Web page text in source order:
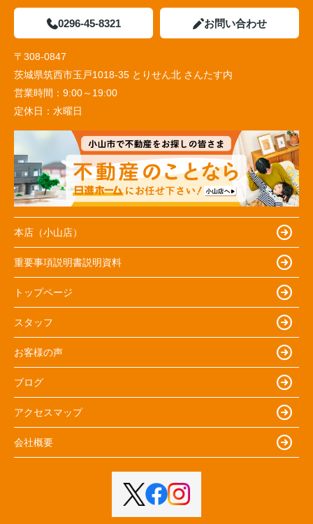
0296-45-8321 お問い合わせ
〒308-0847
茨城県筑西市玉戸1018-35 とりせん北 さんたす内
営業時間： 9:00～19:00
定休日： 水曜日
本店（小山店）
重要事項説明書説明資料
トップページ
スタッフ
お客様の声
ブログ
アクセスマップ
会社概要